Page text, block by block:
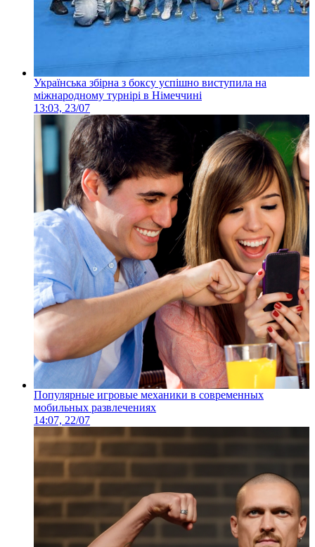
Українська збірна з боксу успішно виступила на
міжнародному турнірі в Німеччині
13:03, 23/07
Популярные игровые механики в современных
мобильных развлечениях
14:07, 22/07